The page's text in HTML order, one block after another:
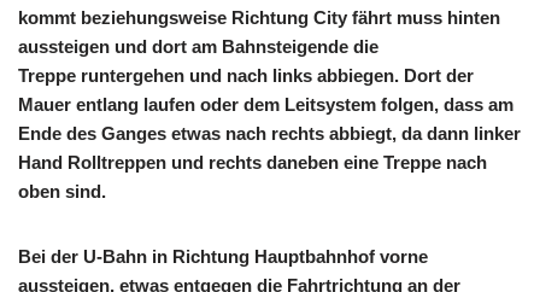
kommt beziehungsweise Richtung City fährt muss hinten
aussteigen und dort am Bahnsteigende die
Treppe runtergehen und nach links abbiegen. Dort der
Mauer entlang laufen oder dem Leitsystem folgen, dass am
Ende des Ganges etwas nach rechts abbiegt, da dann linker
Hand Rolltreppen und rechts daneben eine Treppe nach
oben sind.
Bei der U-Bahn in Richtung Hauptbahnhof vorne
aussteigen, etwas entgegen die Fahrtrichtung an der